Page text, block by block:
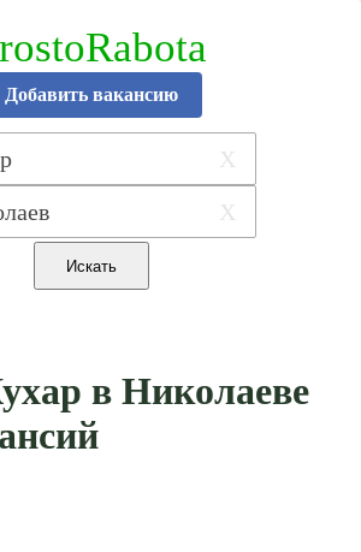
Добавить вакансию
X
X
в Николаеве